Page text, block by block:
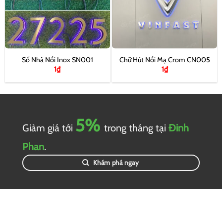
Số Nhà Nổi Inox SN001
1₫
Chữ Hút Nổi Mạ Crom CN005
1₫
Giảm giá tới 5% trong tháng tại Đinh
Phan.
Khám phá ngay